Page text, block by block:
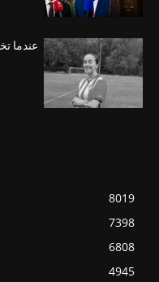
عندما
8019
7398
6808
4945